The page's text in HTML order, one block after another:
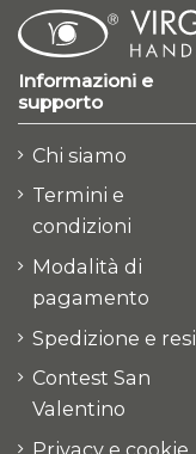
Informazioni e
supporto
Chi siamo
Termini e
condizioni
Modalità di
pagamento
Spedizione e resi
Contest San
Valentino
Privacy e cookie